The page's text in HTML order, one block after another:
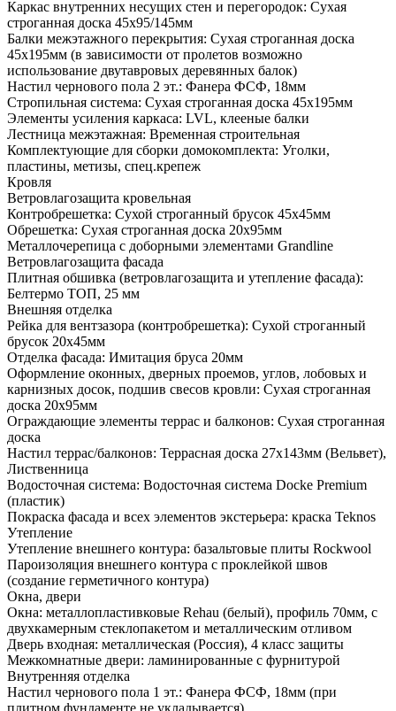
Каркас внутренних несущих стен и перегородок: Сухая
строганная доска 45х95/145мм
Балки межэтажного перекрытия: Сухая строганная доска
45х195мм (в зависимости от пролетов возможно
использование двутавровых деревянных балок)
Настил чернового пола 2 эт.: Фанера ФСФ, 18мм
Стропильная система: Сухая строганная доска 45х195мм
Элементы усиления каркаса: LVL, клееные балки
Лестница межэтажная: Временная строительная
Комплектующие для сборки домокомплекта: Уголки,
пластины, метизы, спец.крепеж
Кровля
Ветровлагозащита кровельная
Контробрешетка: Сухой строганный брусок 45х45мм
Обрешетка: Сухая строганная доска 20х95мм
Металлочерепица с доборными элементами Grandline
Ветровлагозащита фасада
Плитная обшивка (ветровлагозащита и утепление фасада):
Белтермо ТОП, 25 мм
Внешняя отделка
Рейка для вентзазора (контробрешетка): Сухой строганный
брусок 20х45мм
Отделка фасада: Имитация бруса 20мм
Оформление оконных, дверных проемов, углов, лобовых и
карнизных досок, подшив свесов кровли: Сухая строганная
доска 20х95мм
Ограждающие элементы террас и балконов: Сухая строганная
доска
Настил террас/балконов: Террасная доска 27х143мм (Вельвет),
Лиственница
Водосточная система: Водосточная система Docke Premium
(пластик)
Покраска фасада и всех элементов экстерьера: краска Teknos
Утепление
Утепление внешнего контура: базальтовые плиты Rockwool
Пароизоляция внешнего контура с проклейкой швов
(создание герметичного контура)
Окна, двери
Окна: металлопластивковые Rehau (белый), профиль 70мм, с
двухкамерным стеклопакетом и металлическим отливом
Дверь входная: металлическая (Россия), 4 класс защиты
Межкомнатные двери: ламинированные с фурнитурой
Внутренняя отделка
Настил чернового пола 1 эт.: Фанера ФСФ, 18мм (при